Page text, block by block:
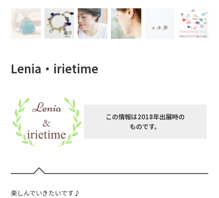
Lenia・irietime
この情報は2018年出展時の
ものです。
楽しんでいきたいです♪